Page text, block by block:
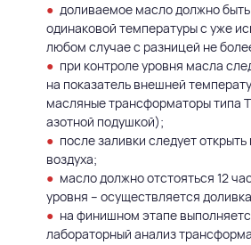
доливаемое масло должно
одинаковой температуры с уже
любом случае с разницей не
при контроле уровня масла
на показатель внешней
масляные трансформаторы типа
азотной подушкой);
после заливки следует
воздуха;
масло должно отстояться 12
уровня – осуществляется
на финишном этапе
лабораторный анализ